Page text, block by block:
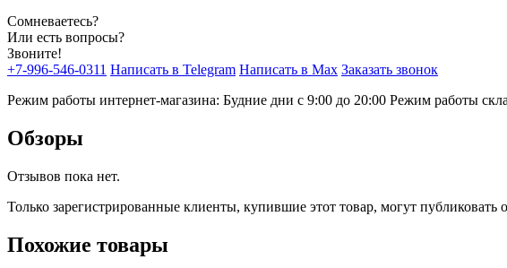
Сомневаетесь?
Или есть вопросы?
Звоните!
+7-996-546-0311 Написать в Telegram Написать в Max Заказать звонок
Режим работы интернет-магазина: Будние дни с 9:00 до 20:00 Режим работы
Обзоры
Отзывов пока нет.
Только зарегистрированные клиенты, купившие этот товар, могут публиковать
Похожие товары